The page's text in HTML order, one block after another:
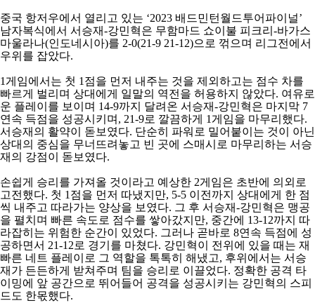
중국 항저우에서 열리고 있는 ‘2023 배드민턴월드투어파이널’
남자복식에서 서승재-강민혁은 무함마드 쇼이불 피크리 -바가스
마울라나(인도네시아)를 2-0(21-9 21-12)으로 꺾으며 리그전에서
우위를 잡았다.
1게임에서는 첫 1 점을 먼저 내주는 것을 제외하고는 점수 차를
빠르게 벌리며 상대에게 일말의 역전을 허용하지 않았다. 여유로
운 플레이를 보이며 14-9까지 달려온 서승재-강민혁은 마지막 7
연속 득점을 성공시키며 , 21-9로 깔끔하게 1게임을 마무리했다.
서승재의 활약이 돋보였다. 단순히 파워로 밀어붙이는 것이 아닌
상대의 중심을 무너뜨려놓고 빈 곳에 스매시로 마무리하는 서승
재의 강점이 돋보였다.
손쉽게 승리를 가져올 것이라고 예상한 2게임은 초반에 의외로
고전했다. 첫 1 점을 먼저 따냈지만, 5-5 이전까지 상대에게 한 점
씩 내주고 따라가는 양상을 보였다. 그 후 서승재-강민혁은 맹공
을 펼치며 빠른 속도로 점수를 쌓아갔지만, 중간에 13-12까지 따
라잡히는 위험한 순간이 있었다. 그러나 곧바로 8연속 득점에 성
공하면서 21-12로 경기를 마쳤다. 강민혁이 전위에 있을 때는 재
빠른 네트 플레이로 그 역할을 톡톡히 해냈고, 후위에서는 서승
재가 든든하게 받쳐주며 팀을 승리로 이끌었다. 정확한 공격 타
이밍에 앞 공간으로 뛰어들어 공격을 성공시키는 강민혁의 스피
드도 한몫했다.